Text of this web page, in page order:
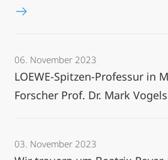
06. November 2023
LOEWE-Spitzen-Professur in
Forscher Prof. Dr. Mark
03. November 2023